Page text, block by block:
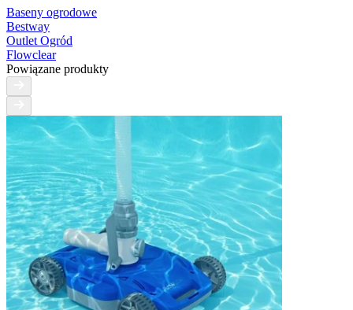
Baseny ogrodowe
Bestway
Outlet Ogród
Flowclear
Powiązane produkty